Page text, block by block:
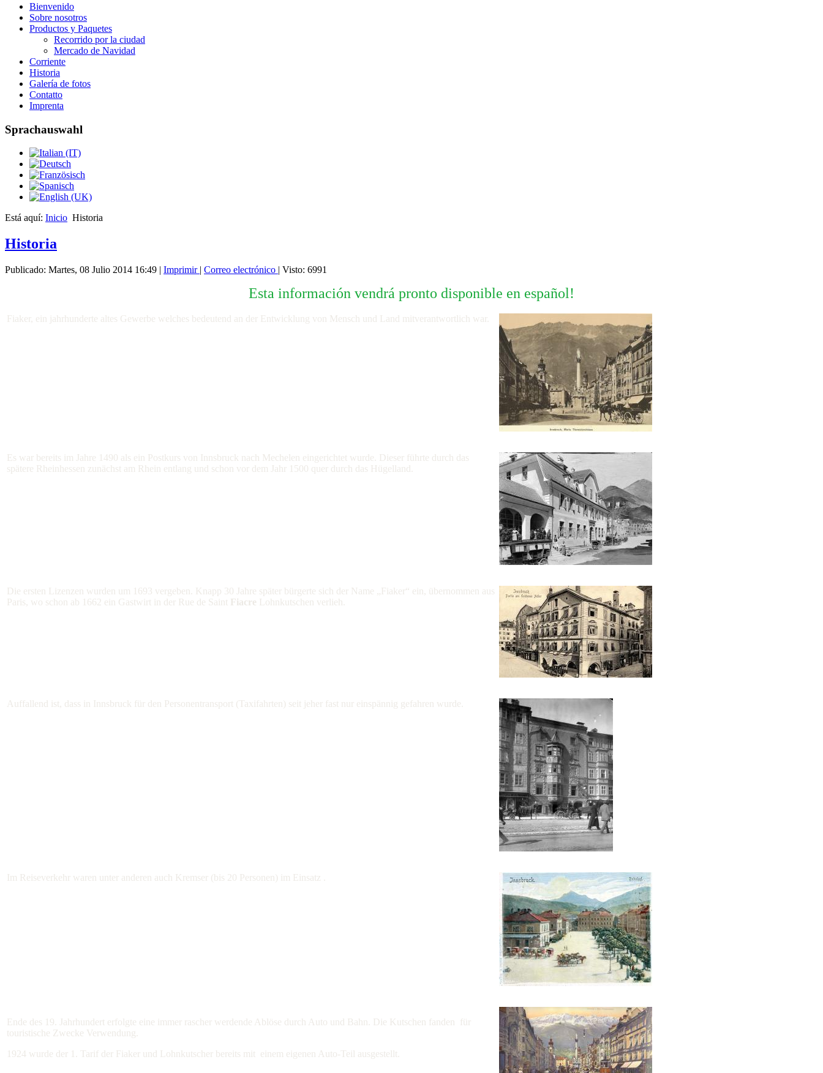
Bienvenido
Sobre nosotros
Productos y Paquetes
Recorrido por la ciudad
Mercado de Navidad
Corriente
Historia
Galería de fotos
Contatto
Imprenta
Sprachauswahl
Está aquí: Inicio Historia
Historia
Publicado: Martes, 08 Julio 2014 16:49 | Imprimir | Correo electrónico | Visto: 6991
Esta información vendrá pronto disponible en español!
Fiaker, ein jahrhunderte altes Gewerbe welches bedeutend an der Entwicklung von Mensch und Land mitverantwortlich war.
Es war bereits im Jahre 1490 als ein Postkurs von Innsbruck nach Mechelen eingerichtet wurde. Dieser führte durch das
spätere Rheinhessen zunächst am Rhein entlang und schon vor dem Jahr 1500 quer durch das Hügelland.
Die ersten Lizenzen wurden um 1693 vergeben. Knapp 30 Jahre später bürgerte sich der Name „Fiaker“ ein, übernommen aus
Paris, wo schon ab 1662 ein Gastwirt in der Rue de Saint Fiacre Lohnkutschen verlieh.
Auffallend ist, dass in Innsbruck für den Personentransport (Taxifahrten) seit jeher fast nur einspännig gefahren wurde.
Im Reiseverkehr waren unter anderen auch Kremser (bis 20 Personen) im Einsatz .
Ende des 19. Jahrhundert erfolgte eine immer rascher werdende Ablöse durch Auto und Bahn. Die Kutschen fanden für
touristische Zwecke Verwendung.
1924 wurde der 1. Tarif der Fiaker und Lohnkutscher bereits mit einem eigenen Auto-Teil ausgestellt.